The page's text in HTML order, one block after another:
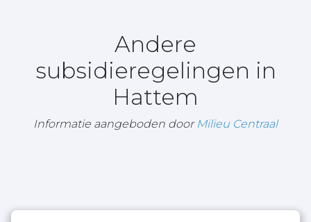
Andere
subsidieregelingen in
Hattem
Informatie aangeboden door Milieu Centraal